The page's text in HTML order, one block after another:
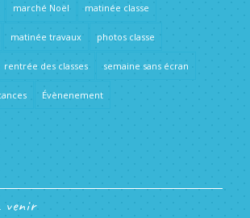
marché Noël matinée classe
matinée travaux photos classe
rentrée des classes semaine sans écran
Évènenement
venir